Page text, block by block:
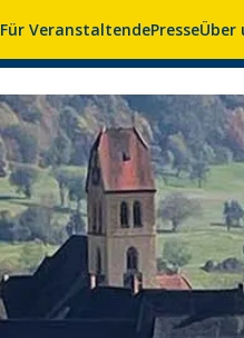
Für VeranstaltendePresseÜber